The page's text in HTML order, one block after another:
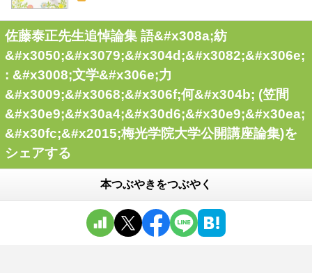
佐藤泰正先生追悼論集 語&#x308a;紡
&#x3050;&#x3079;&#x304d;&#x3082;&#x306e;
: &#x3008;文学&#x306e;力
&#x3009;&#x3068;&#x306f;何&#x304b; (笠間
&#x30e9;&#x30a4;&#x30d6;&#x30e9;&#x30ea;
&#x30fc;&#x2015;梅光学院大学公開講座論集)を
シェアする
本つぶやきをつぶやく